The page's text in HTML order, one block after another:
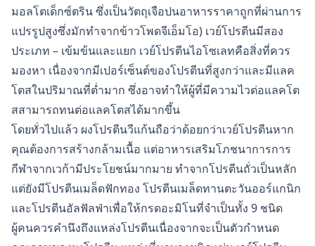
มอลโตเด็กซ์ตริน ซึ่งเป็นวัตถุเจือปนอาหารราคาถูกที่ผ่านการ
แปรรูปสูงซึ่งมักทำจากข้าวโพดจีเอ็มโอ) เวย์โปรตีนมีสอง
ประเภท – เข้มข้นและแยก เวย์โปรตีนไอโซเลทคือสิ่งที่ควร
มองหา เนื่องจากมีเปอร์เซ็นต์ของโปรตีนที่สูงกว่าและมีแลค
โตสในปริมาณที่ต่ำมาก ซึ่งอาจทำให้ผู้ที่มีความไวต่อแลคโต
สสามารถทนต่อแลคโตสได้มากขึ้น
โดยทั่วไปแล้ว ผงโปรตีนวีแก้นถือว่าด้อยกว่าเวย์โปรตีนหาก
คุณต้องการสร้างกล้ามเนื้อ แต่อาหารเสริมโภชนาการการ
กีฬาจากเวก้ามีประโยชน์มากมาย ทำจากโปรตีนถั่วเป็นหลัก
แต่ยังมีโปรตีนเมล็ดฟักทอง โปรตีนเมล็ดทานตะวันออร์แกนิก
และโปรตีนอัลฟัลฟ่าเพื่อให้กรดอะมิโนที่จำเป็นทั้ง 9 ชนิด
ผู้คนควรคำนึงถึงแหล่งโปรตีนเนื่องจากจะเป็นตัวกำหนด